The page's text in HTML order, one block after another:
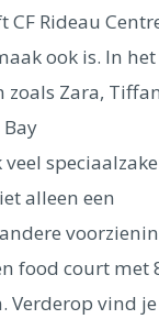
Budapest
Rideau
ook is. In het
Zara,
alleen een
food court met
Verderop vind